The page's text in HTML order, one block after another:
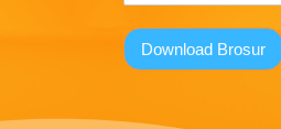
Download Brosur